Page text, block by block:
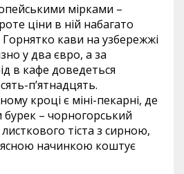
мірками –
ціни в ній набагато
Горнятко кави на узбережжі
у два євро, а за
в кафе доведеться
п’ятнадцять.
кроці є міні-пекарні, де
– чорногорський
тіста з сирною,
начинкою коштує